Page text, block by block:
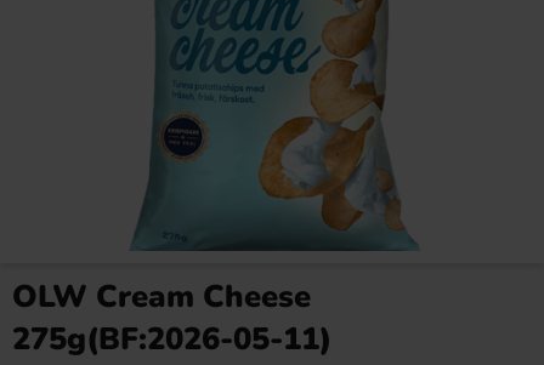
OLW Cream Cheese
275g(BF:2026-05-11)